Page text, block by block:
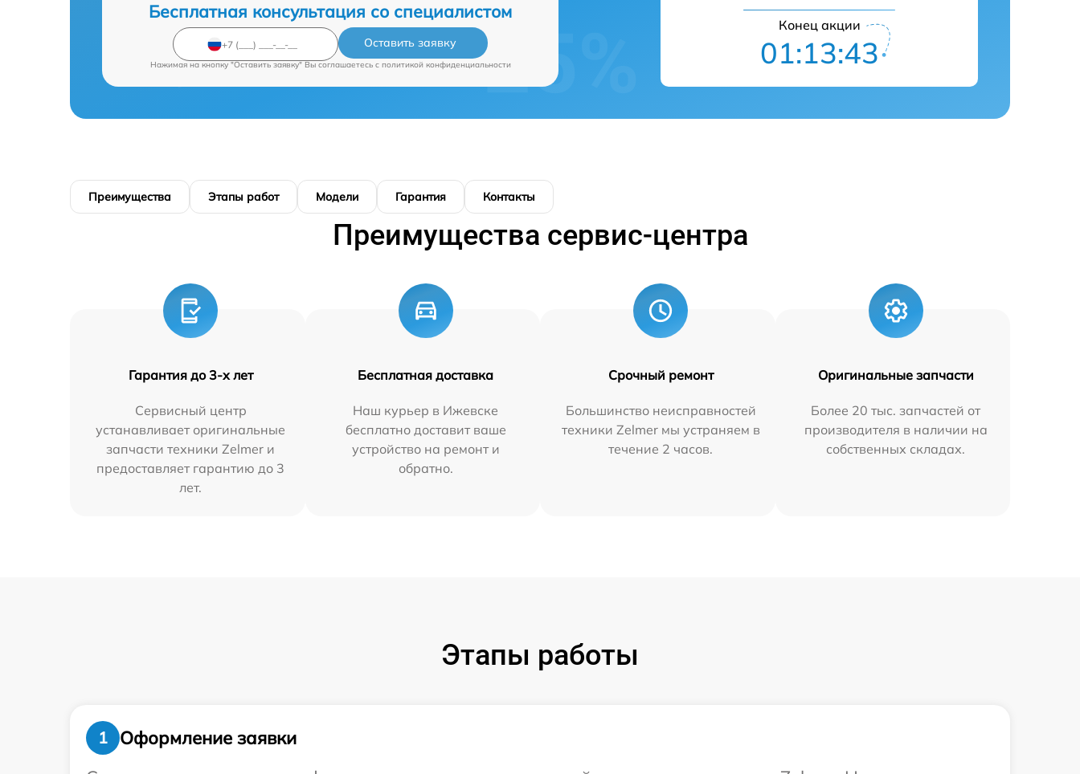
Бесплатная консультация со специалистом
Оставить заявку
Нажимая на кнопку "Оставить заявку" Вы соглашаетесь c политикой конфиденциальности
Конец акции
01:13:42
Преимущества Этапы работ Модели Гарантия Контакты
Преимущества сервис-центра
Гарантия до 3-х лет
Сервисный центр
устанавливает оригинальные
запчасти техники Zelmer и
предоставляет гарантию до 3
лет.
Бесплатная доставка
Наш курьер в Ижевске
бесплатно доставит ваше
устройство на ремонт и
обратно.
Срочный ремонт
Большинство неисправностей
техники Zelmer мы устраняем в
течение 2 часов.
Оригинальные запчасти
Более 20 тыс. запчастей от
производителя в наличии на
собственных складах.
Этапы работы
1
Оформление заявки